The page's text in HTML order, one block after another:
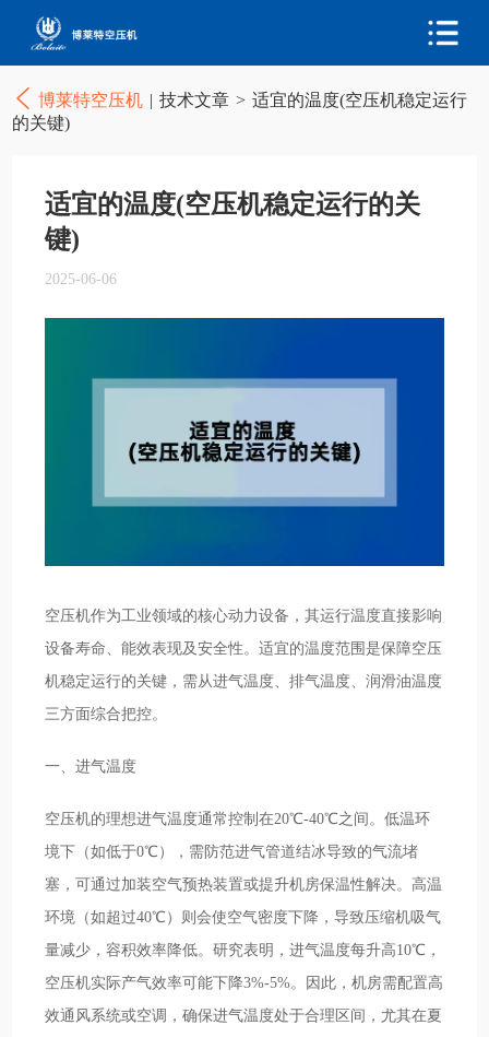
博莱特空压机 | 技术文章 > 适宜的温度(空压机稳定运行
的关键)
适宜的温度(空压机稳定运行的关
键)
2025-06-06
空压机作为工业领域的核心动力设备，其运行温度直接影响
设备寿命、能效表现及安全性。适宜的温度范围是保障空压
机稳定运行的关键，需从进气温度、排气温度、润滑油温度
三方面综合把控。
一、进气温度
空压机的理想进气温度通常控制在20℃-40℃之间。低温环
境下（如低于0℃），需防范进气管道结冰导致的气流堵
塞，可通过加装空气预热装置或提升机房保温性解决。高温
环境（如超过40℃）则会使空气密度下降，导致压缩机吸气
量减少，容积效率降低。研究表明，进气温度每升高10℃，
空压机实际产气效率可能下降3%-5%。因此，机房需配置高
效通风系统或空调，确保进气温度处于合理区间，尤其在夏